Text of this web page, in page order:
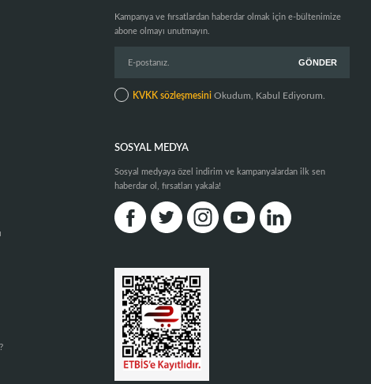
Kampanya ve fırsatlardan haberdar olmak için e-bültenimize
abone olmayı unutmayın.
KVKK sözleşmesini Okudum, Kabul Ediyorum.
SOSYAL MEDYA
Sosyal medyaya özel indirim ve kampanyalardan ilk sen
haberdar ol, fırsatları yakala!